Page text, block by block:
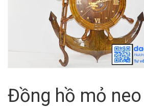
Đồng hồ mỏ neo